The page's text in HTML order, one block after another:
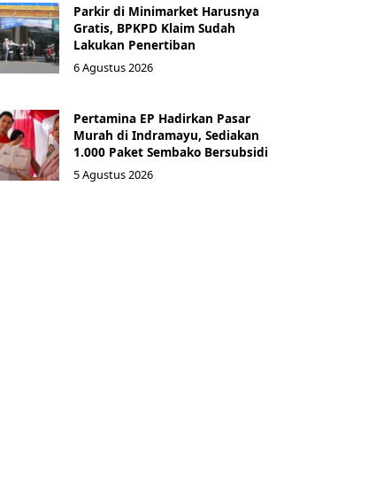
Parkir di Minimarket Harusnya
Gratis, BPKPD Klaim Sudah
Lakukan Penertiban
6 Agustus 2026
Pertamina EP Hadirkan Pasar
Murah di Indramayu, Sediakan
1.000 Paket Sembako Bersubsidi
5 Agustus 2026